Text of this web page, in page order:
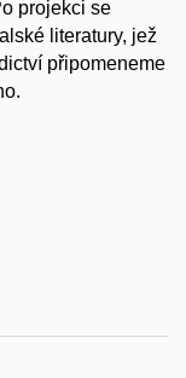
projekci se
literatury, jež
připomeneme